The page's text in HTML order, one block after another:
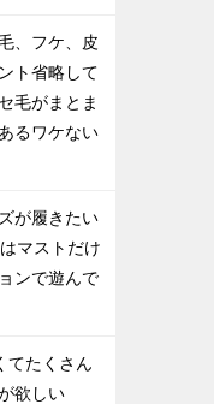
、フケ、皮
ト省略して
毛がまとま
るワケない
が履きたい
マストだけ
ンで遊んで
てたくさん
欲しい